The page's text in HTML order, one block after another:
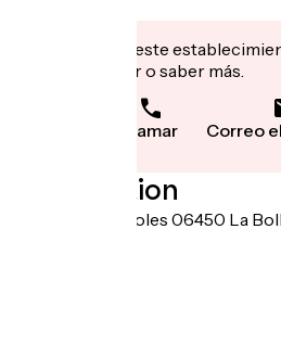
¿Te interesa este
para reservar o saber más.
Llamar Correo
Localisation
Montée des Ecoles 06450 La